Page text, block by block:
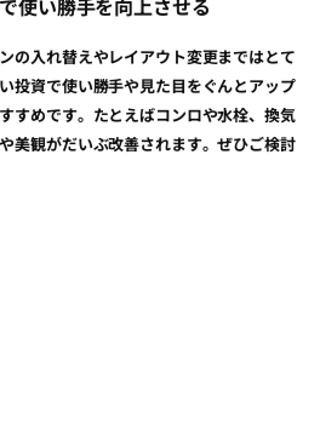
使い勝手を向上させる
の入れ替えやレイアウト変更まではとて
資で使い勝手や見た目をぐんとアップ
すめです。たとえばコンロや水栓、換気
美観がだいぶ改善されます。ぜひご検討